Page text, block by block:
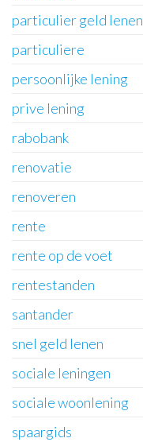
particulier geld lenen
particuliere
persoonlijke lening
prive lening
rabobank
renovatie
renoveren
rente
rente op de voet
rentestanden
santander
snel geld lenen
sociale leningen
sociale woonlening
spaargids